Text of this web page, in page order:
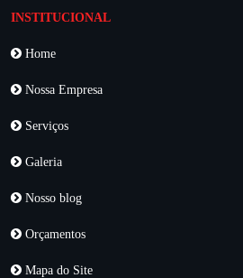
INSTITUCIONAL
Home
Nossa Empresa
Serviços
Galeria
Nosso blog
Orçamentos
Mapa do Site